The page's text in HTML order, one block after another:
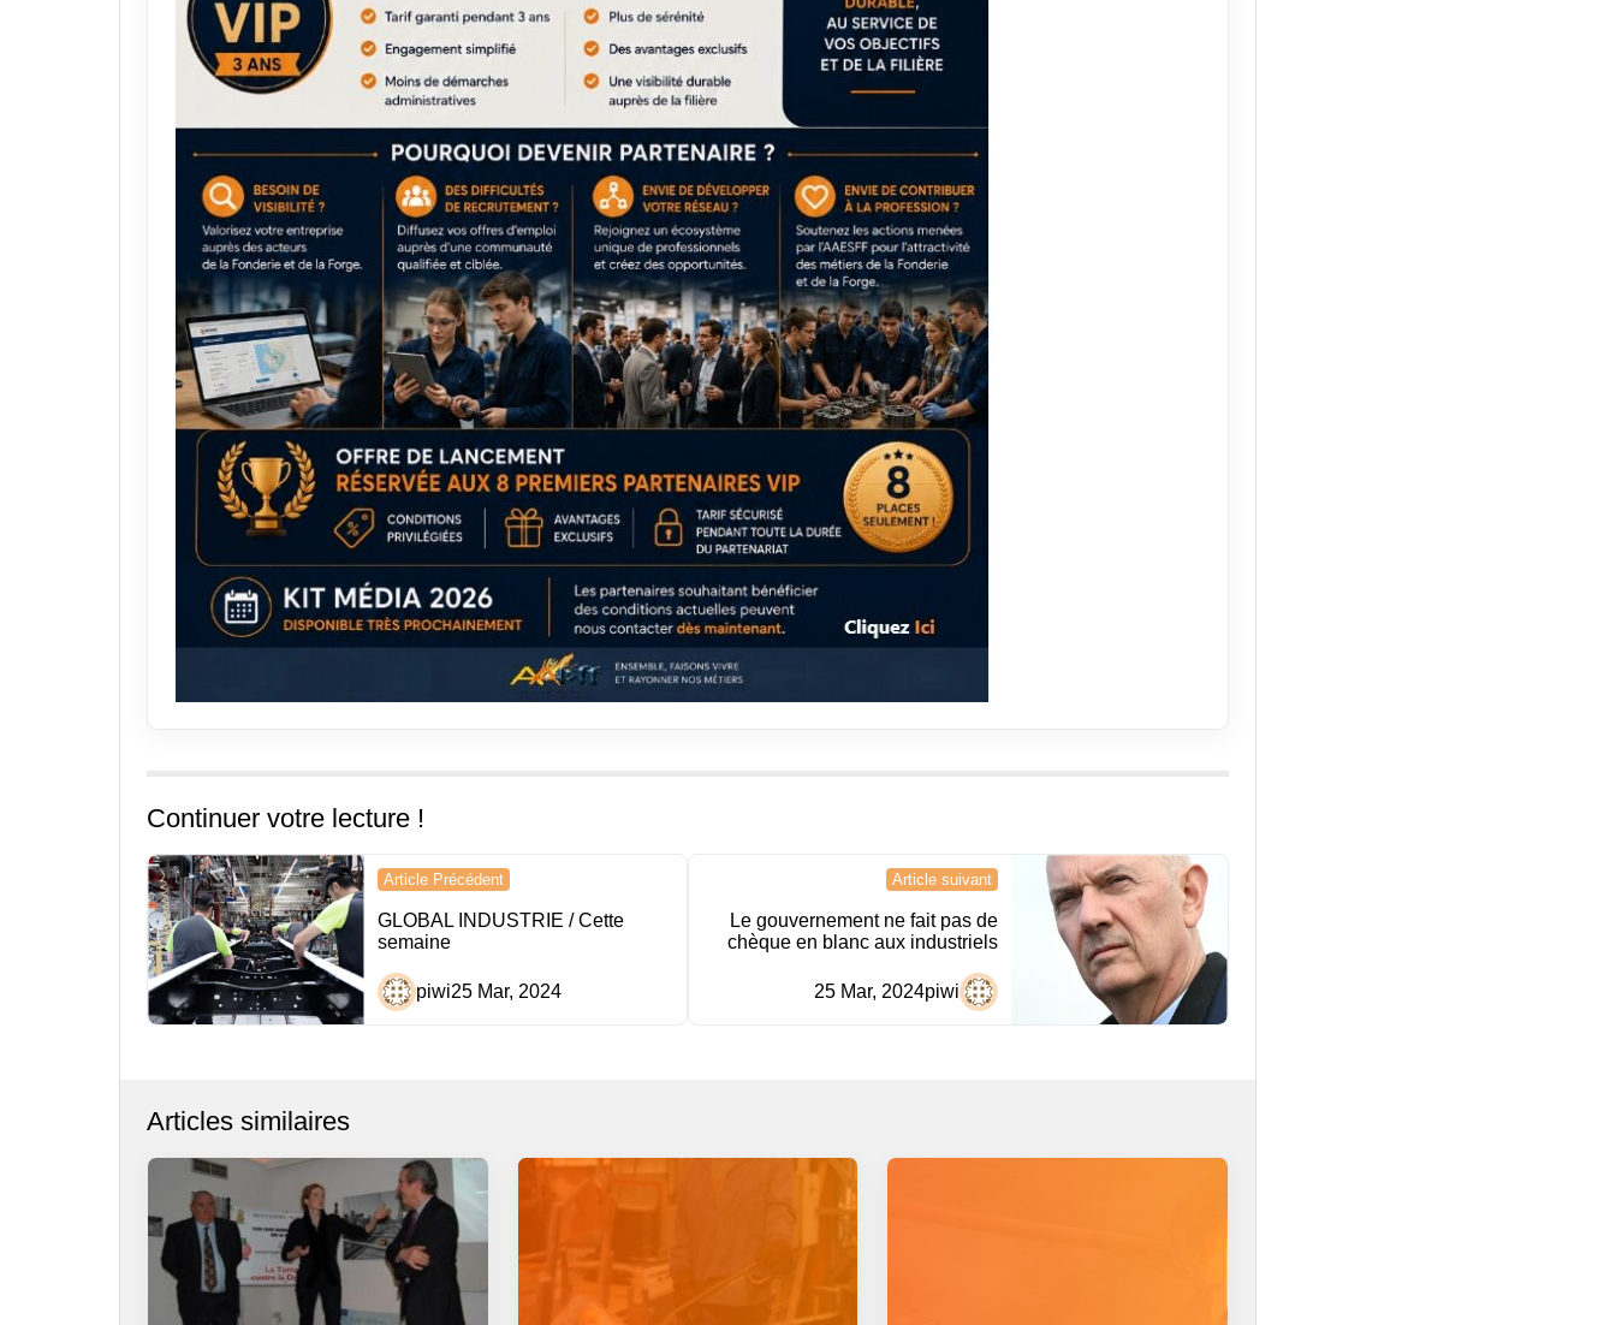
Continuer votre lecture !
Navigation
de
l’article
Article Précédent
GLOBAL INDUSTRIE / Cette
semaine
piwi25 Mar, 2024
Article suivant
Le gouvernement ne fait pas de
chèque en blanc aux industriels
piwi
25 Mar, 2024
Articles similaires